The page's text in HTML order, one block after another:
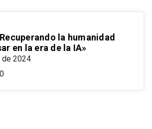
la humanidad
en la era de la IA»
2024